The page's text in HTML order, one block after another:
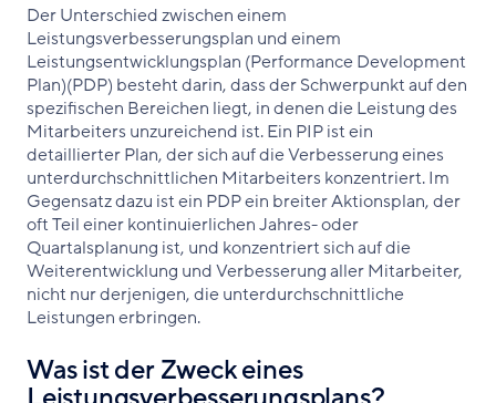
Der Unterschied zwischen einem
Leistungsverbesserungsplan und einem
Leistungsentwicklungsplan (Performance Development
Plan)(PDP) besteht darin, dass der Schwerpunkt auf den
spezifischen Bereichen liegt, in denen die Leistung des
Mitarbeiters unzureichend ist. Ein PIP ist ein
detaillierter Plan, der sich auf die Verbesserung eines
unterdurchschnittlichen Mitarbeiters konzentriert. Im
Gegensatz dazu ist ein PDP ein breiter Aktionsplan, der
oft Teil einer kontinuierlichen Jahres- oder
Quartalsplanung ist, und konzentriert sich auf die
Weiterentwicklung und Verbesserung aller Mitarbeiter,
nicht nur derjenigen, die unterdurchschnittliche
Leistungen erbringen.
Was ist der Zweck eines